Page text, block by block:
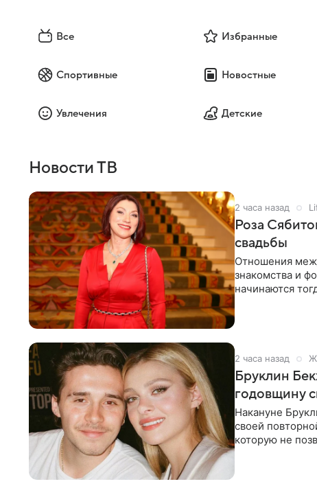
Все Избранные
Спортивные Новостные
Увлечения Детские
Новости ТВ
2 часа назад
Роза
свадьбы
Отношения
знакомства и
начинаются
2 часа назад
Бруклин
годовщину
Накануне
своей
которую не